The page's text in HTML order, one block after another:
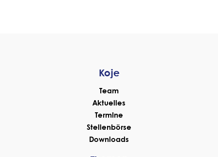
Koje
Team
Aktuelles
Termine
Stellenbörse
Downloads